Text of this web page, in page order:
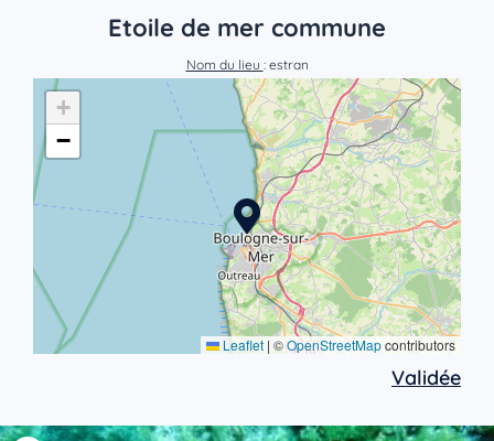
Etoile de mer commune
Nom du lieu : estran
+
−
Leaflet | ©OpenStreetMapcontributors
Validée